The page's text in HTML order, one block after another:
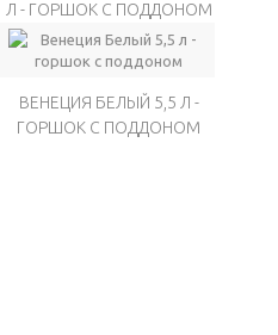
Л - ГОРШОК С ПОДДОНОМ
ВЕНЕЦИЯ БЕЛЫЙ 5,5 Л -
ГОРШОК С ПОДДОНОМ